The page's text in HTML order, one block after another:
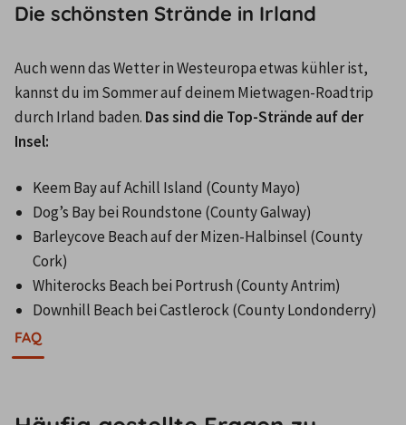
Die schönsten Strände in Irland
Auch wenn das Wetter in Westeuropa etwas kühler ist,
kannst du im Sommer auf deinem Mietwagen-Roadtrip
durch Irland baden. Das sind die Top-Strände auf der
Insel:
Keem Bay auf Achill Island (County Mayo)
Dog’s Bay bei Roundstone (County Galway)
Barleycove Beach auf der Mizen-Halbinsel (County
Cork)
Whiterocks Beach bei Portrush (County Antrim)
Downhill Beach bei Castlerock (County Londonderry)
FAQ